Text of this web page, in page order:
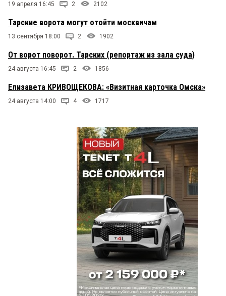
19 апреля 16:45 2 2102
Тарские ворота могут отойти москвичам
13 сентября 18:00 2 1902
От ворот поворот. Тарских (репортаж из зала суда)
24 августа 16:45 2 1856
Елизавета КРИВОЩЕКОВА: «Визитная карточка Омска»
24 августа 14:00 4 1717